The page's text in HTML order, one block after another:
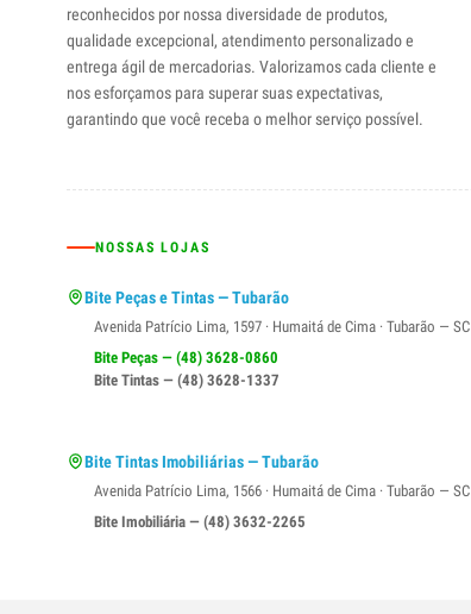
reconhecidos por nossa diversidade de produtos,
qualidade excepcional, atendimento personalizado e
entrega ágil de mercadorias. Valorizamos cada cliente e
nos esforçamos para superar suas expectativas,
garantindo que você receba o melhor serviço possível.
NOSSAS LOJAS
Bite Peças e Tintas — Tubarão
Avenida Patrício Lima, 1597 · Humaitá de Cima · Tubarão — SC
Bite Peças — (48) 3628-0860
Bite Tintas — (48) 3628-1337
Bite Tintas Imobiliárias — Tubarão
Avenida Patrício Lima, 1566 · Humaitá de Cima · Tubarão — SC
Bite Imobiliária — (48) 3632-2265